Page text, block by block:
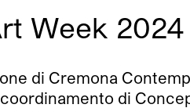
Week 2024
di Cremona
di